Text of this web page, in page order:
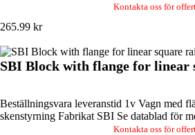
Kontakta oss för
265.99 kr
SBI Block with flange for linear
Beställningsvara leveranstid 1v Vagn med
skenstyrning Fabrikat SBI Se datablad för
Kontakta oss för